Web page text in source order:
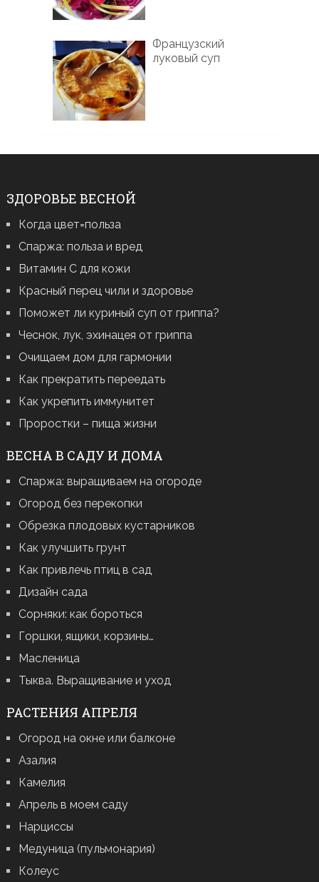
Французский
луковый суп
ЗДОРОВЬЕ ВЕСНОЙ
Когда цвет=польза
Спаржа: польза и вред
Витамин С для кожи
Красный перец чили и здоровье
Поможет ли куриный суп от гриппа?
Чеснок, лук, эхинацея от гриппа
Очищаем дом для гармонии
Как прекратить переедать
Как укрепить иммунитет
Проростки – пища жизни
ВЕСНА В САДУ И ДОМА
Спаржа: выращиваем на огороде
Огород без перекопки
Обрезка плодовых кустарников
Как улучшить грунт
Как привлечь птиц в сад
Дизайн сада
Сорняки: как бороться
Горшки, ящики, корзины…
Масленица
Тыква. Выращивание и уход
РАСТЕНИЯ АПРЕЛЯ
Огород на окне или балконе
Азалия
Камелия
Апрель в моем саду
Нарциссы
Медуница (пульмонария)
Колеус